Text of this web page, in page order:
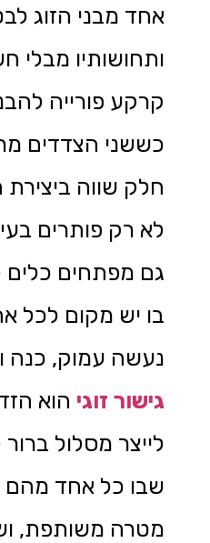
אחד מבני הזוג
ותחושותיו מבלי
קרקע פורייה
כששני הצדדים
חלק שווה
לא רק פותרים
גם מפתחים כלים
בו יש מקום לכל
נעשה עמוק, כנה
גישור זוגי הוא
לייצר מסלול
שבו כל אחד מהם
מטרה משותפת,